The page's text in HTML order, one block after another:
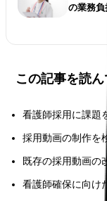
の業務
この記事を読ん
看護師採用に課題
採用動画の制作を
既存の採用動画の
看護師確保に向け